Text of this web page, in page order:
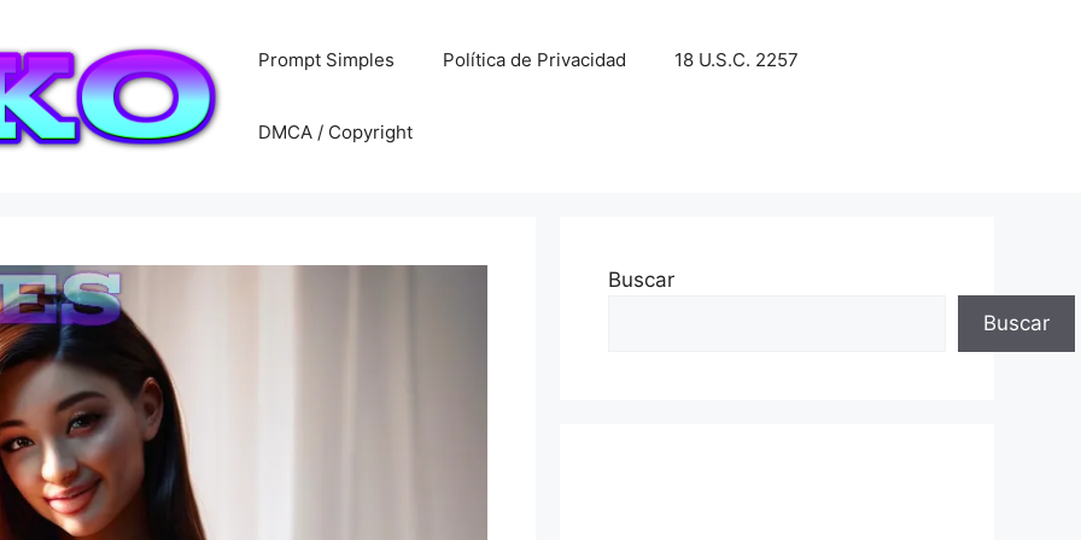
Prompt Simples Política de Privacidad 18 U.S.C. 2257
DMCA / Copyright
Buscar
Buscar